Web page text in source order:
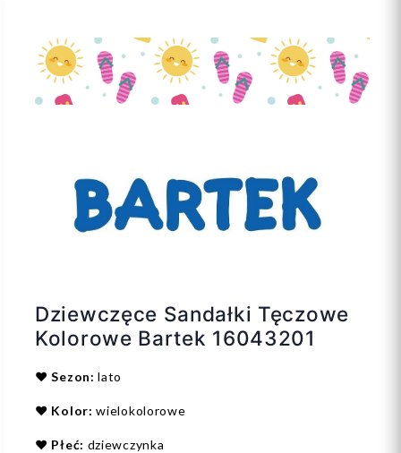
Dziewczęce Sandałki Tęczowe
Kolorowe Bartek 16043201
❤️ Sezon:lato
❤️ Kolor:wielokolorowe
❤️ Płeć: dziewczynka